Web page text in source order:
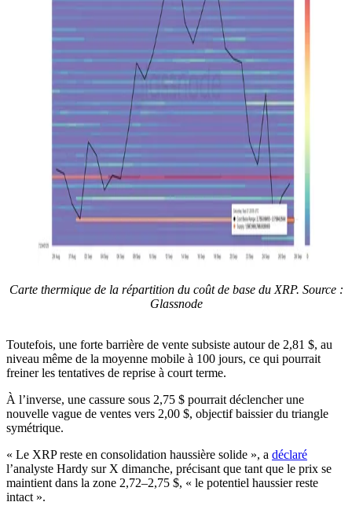
Carte thermique de la répartition du coût de base du XRP. Source :
Glassnode
Toutefois, une forte barrière de vente subsiste autour de 2,81 $, au
niveau même de la moyenne mobile à 100 jours, ce qui pourrait
freiner les tentatives de reprise à court terme.
À l’inverse, une cassure sous 2,75 $ pourrait déclencher une
nouvelle vague de ventes vers 2,00 $, objectif baissier du triangle
symétrique.
« Le XRP reste en consolidation haussière solide », a déclaré
l’analyste Hardy sur X dimanche, précisant que tant que le prix se
maintient dans la zone 2,72–2,75 $, « le potentiel haussier reste
intact ».